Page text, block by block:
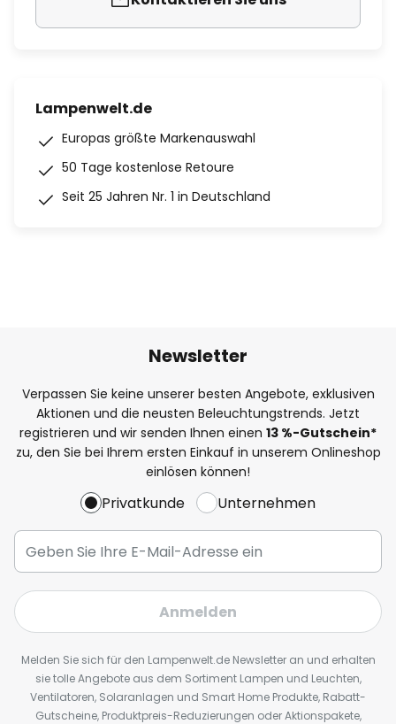
Lampenwelt.de
Europas größte Markenauswahl
50 Tage kostenlose Retoure
Seit 25 Jahren Nr. 1 in Deutschland
Newsletter
Verpassen Sie keine unserer besten Angebote, exklusiven
Aktionen und die neusten Beleuchtungstrends. Jetzt
registrieren und wir senden Ihnen einen 13 %-Gutschein*
zu, den Sie bei Ihrem ersten Einkauf in unserem Onlineshop
einlösen können!
Privatkunde Unternehmen
Anmelden
Melden Sie sich für den Lampenwelt.de Newsletter an und erhalten
sie tolle Angebote aus dem Sortiment Lampen und Leuchten,
Ventilatoren, Solaranlagen und Smart Home Produkte, Rabatt-
Gutscheine, Produktpreis-Reduzierungen oder Aktionspakete,